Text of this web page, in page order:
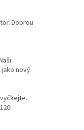
Dobrou
nový.